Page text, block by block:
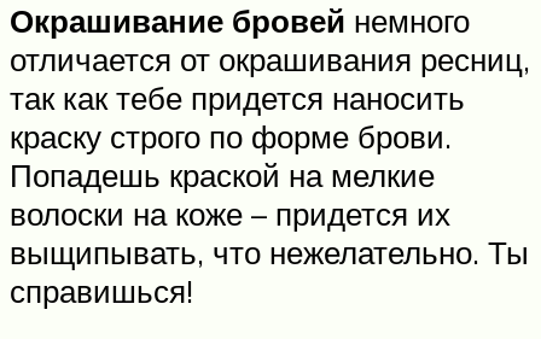
Окрашивание бровей немного
отличается от окрашивания ресниц,
так как тебе придется наносить
краску строго по форме брови.
Попадешь краской на мелкие
волоски на коже – придется их
выщипывать, что нежелательно. Ты
справишься!